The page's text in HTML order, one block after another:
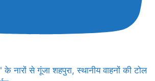
के नारों से गूंजा शहपुरा, स्थानीय वाहनों की टोल